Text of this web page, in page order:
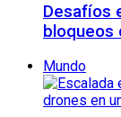
Desafíos
bloqueos
Mundo